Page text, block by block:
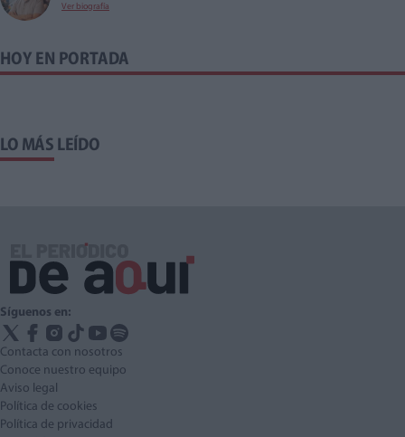
Ver biografía
HOY EN PORTADA
LO MÁS LEÍDO
Síguenos en:
Contacta con nosotros
Conoce nuestro equipo
Aviso legal
Política de cookies
Política de privacidad